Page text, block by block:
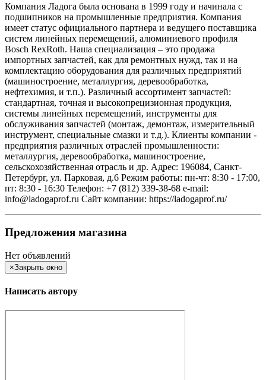
Компания Ладога была основана в 1999 году и начинала с
подшипников на промышленные предприятия. Компания
имеет статус официального партнера и ведущего поставщика
систем линейных перемещений, алюминиевого профиля
Bosch RexRoth. Наша специализация – это продажа
импортных запчастей, как для ремонтных нужд, так и на
комплектацию оборудования для различных предприятий
(машиностроение, металлургия, деревообработка,
нефтехимия, и т.п.). Различный ассортимент запчастей:
стандартная, точная и высокопрецизионная продукция,
системы линейных перемещений, инструменты для
обслуживания запчастей (монтаж, демонтаж, измерительный
инструмент, специальные смазки и т.д.). Клиенты компании -
предприятия различных отраслей промышленности:
металлургия, деревообработка, машиностроение,
сельскохозяйственная отрасль и др. Адрес: 196084, Санкт-
Петербург, ул. Парковая, д.6 Режим работы: пн-чт: 8:30 - 17:00,
пт: 8:30 - 16:30 Телефон: +7 (812) 339-38-68 e-mail:
info@ladogaprof.ru Сайт компании: https://ladogaprof.ru/
Предложения магазина
Нет объявлений
×Закрыть окно
Написать автору